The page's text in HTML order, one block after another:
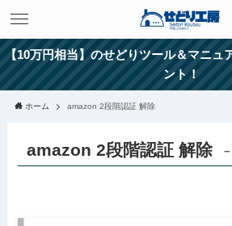
【10万円相当】のせどりツール＆マニュ
ント！
ホーム amazon 2段階認証 解除
amazon 2段階認証 解除